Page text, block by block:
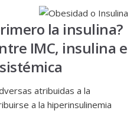
la insulina?
IMC, insulina e
atribuidas a la
a la hiperinsulinemia